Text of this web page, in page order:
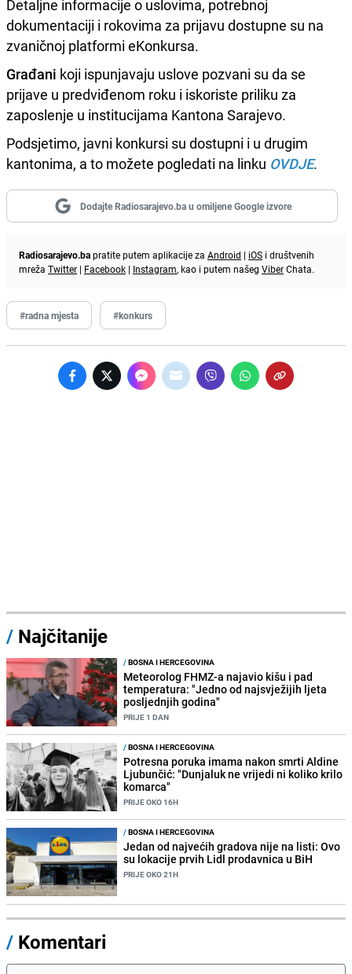
Detaljne informacije o uslovima, potrebnoj
dokumentaciji i rokovima za prijavu dostupne su na
zvaničnoj platformi eKonkursa.
Građani koji ispunjavaju uslove pozvani su da se
prijave u predviđenom roku i iskoriste priliku za
zaposlenje u institucijama Kantona Sarajevo.
Podsjetimo, javni konkursi su dostupni i u drugim
kantonima, a to možete pogledati na linku OVDJE.
Dodajte Radiosarajevo.ba u omiljene Google izvore
Radiosarajevo.bapratite putem aplikacije za Android | iOS i društvenih
mreža Twitter | Facebook | Instagram, kao i putem našeg ViberChata.
#radna mjesta #konkurs
/ Najčitanije
/BOSNA I HERCEGOVINA
Meteorolog FHMZ-a najavio kišu i pad
temperatura: "Jedno od najsvježijih ljeta
posljednjih godina"
PRIJE 1 DAN
/BOSNA I HERCEGOVINA
Potresna poruka imama nakon smrti Aldine
Ljubunčić: "Dunjaluk ne vrijedi ni koliko krilo
komarca"
PRIJE OKO 16H
/BOSNA I HERCEGOVINA
Jedan od najvećih gradova nije na listi: Ovo
su lokacije prvih Lidl prodavnica u BiH
PRIJE OKO 21H
/ Komentari